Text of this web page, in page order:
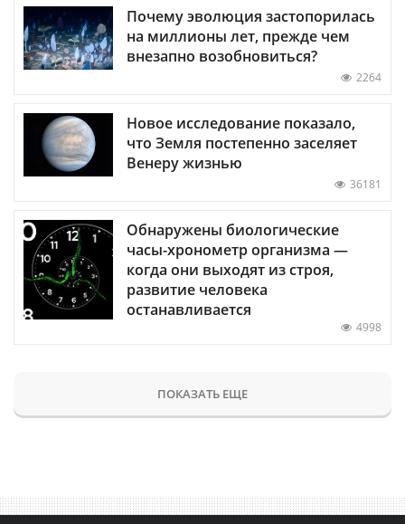
Почему эволюция застопорилась
на миллионы лет, прежде чем
внезапно возобновиться?
2264
Новое исследование показало,
что Земля постепенно заселяет
Венеру жизнью
36181
Обнаружены биологические
часы-хронометр организма —
когда они выходят из строя,
развитие человека
останавливается
4998
ПОКАЗАТЬ ЕЩЕ